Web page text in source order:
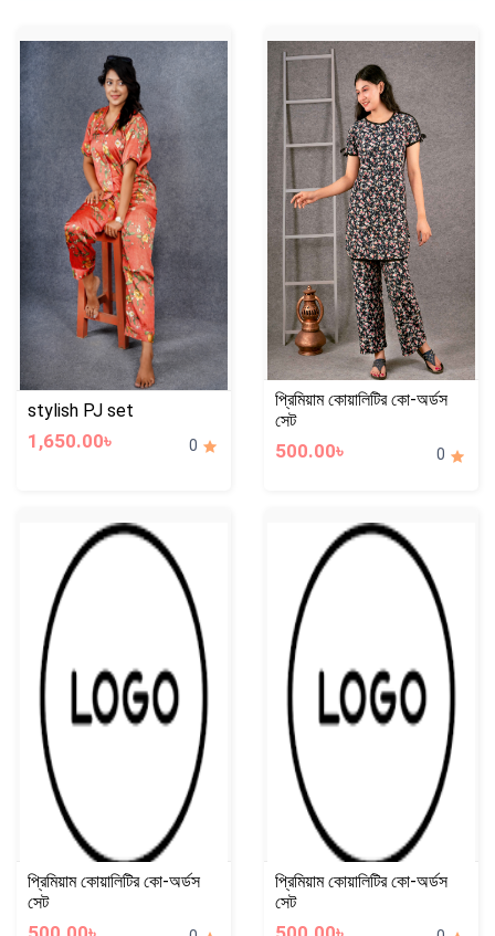
stylish PJ set
1,650.00৳ 0
প্রিমিয়াম কোয়ালিটির কো-অর্ডস
সেট
500.00৳ 0
প্রিমিয়াম কোয়ালিটির কো-অর্ডস
সেট
প্রিমিয়াম কোয়ালিটির কো-অর্ডস
সেট